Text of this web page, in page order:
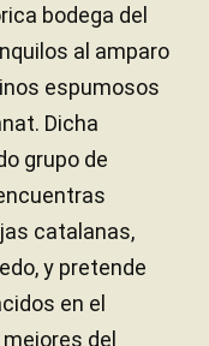
bodega del
al amparo
espumosos
Dicha
grupo de
catalanas,
y pretende
en el
del